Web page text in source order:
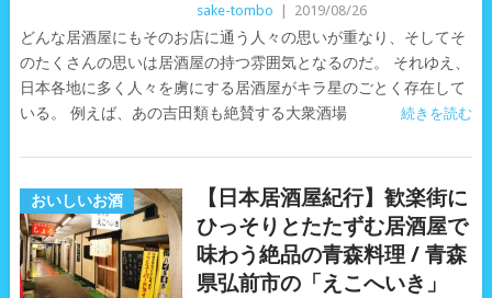
sake-tombo 2019/08/26
どんな居酒屋にもそのお店に通う人々の思いが重なり、そしてそ
のたくさんの思いは居酒屋の持つ雰囲気となるのだ。 それゆえ、
日本各地に多く人々を虜にする居酒屋がキラ星のごとく存在して
いる。 例えば、あの吉田類も絶賛する大衆酒場
続きを読む
おいしいお酒
【日本居酒屋紀行】歓楽街に
ひっそりとたたずむ居酒屋で
味わう絶品の青森料理 / 青森
県弘前市の「えこへいき」